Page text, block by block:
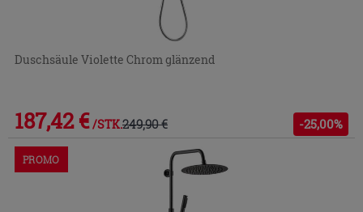
Duschsäule Violette Chrom glänzend
187,42 € /STK.249,90 € -25,00%
PROMO